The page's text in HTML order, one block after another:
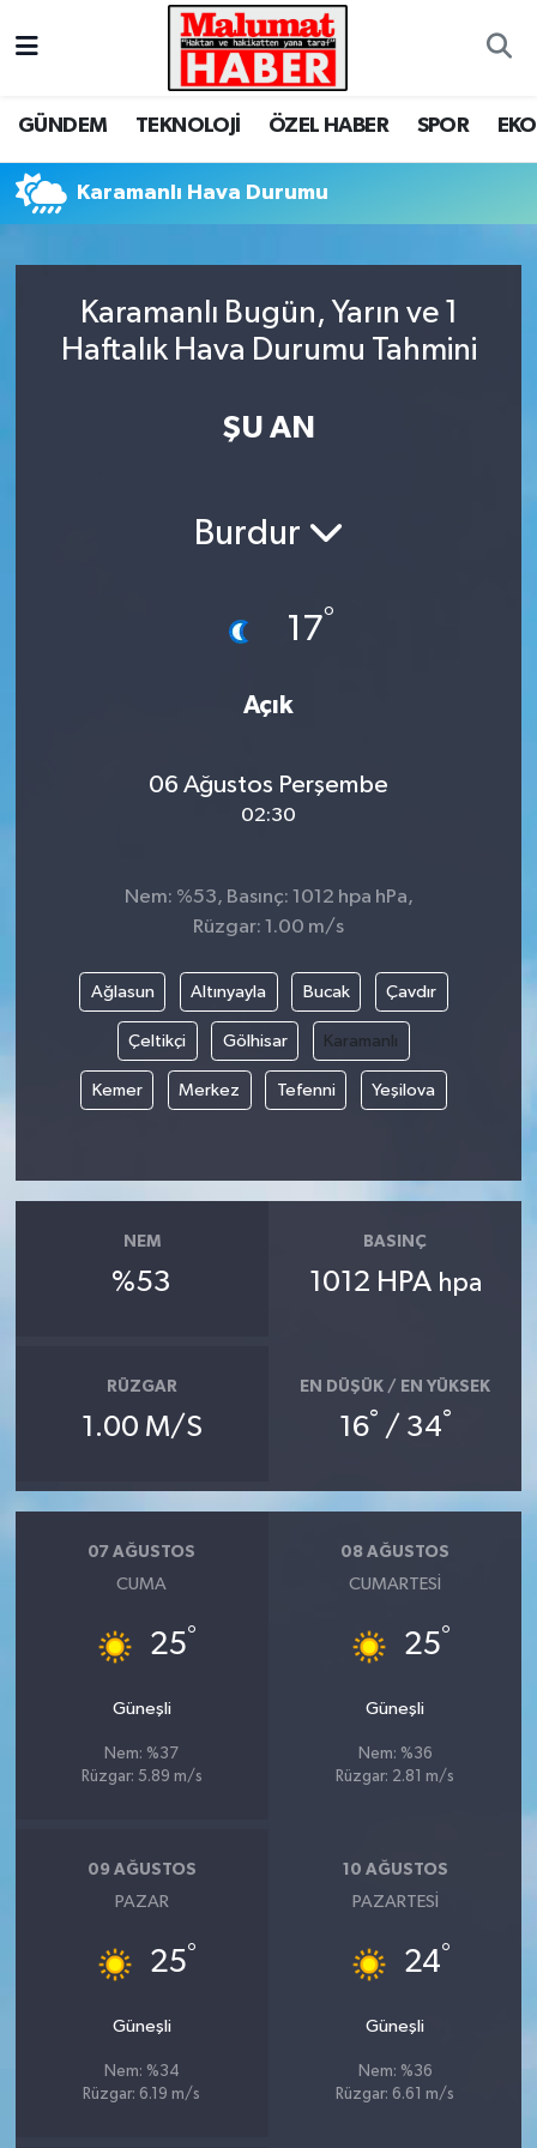
GÜNDEM TEKNOLOJİ ÖZEL HABER SPOR
Karamanlı Hava Durumu
Karamanlı Bugün, Yarın ve 1
Haftalık Hava Durumu Tahmini
ŞU AN
Burdur
17°
Açık
06 Ağustos Perşembe
02:30
Nem: %53, Basınç: 1012 hpa hPa,
Rüzgar: 1.00 m/s
Ağlasun Altınyayla Bucak Çavdır
Çeltikçi Gölhisar Karamanlı
Kemer Merkez Tefenni Yeşilova
NEM
%53
BASINÇ
1012 HPA hpa
RÜZGAR
1.00 M/S
EN DÜŞÜK / EN YÜKSEK
16° / 34°
07 AĞUSTOS
CUMA
25°
Güneşli
Nem: %37
Rüzgar: 5.89 m/s
08 AĞUSTOS
CUMARTESI
25°
Güneşli
Nem: %36
Rüzgar: 2.81 m/s
09 AĞUSTOS
PAZAR
25°
Güneşli
Nem: %34
Rüzgar: 6.19 m/s
10 AĞUSTOS
PAZARTESI
24°
Güneşli
Nem: %36
Rüzgar: 6.61 m/s
Nöbetçi Eczaneler
Tüm Manşetler